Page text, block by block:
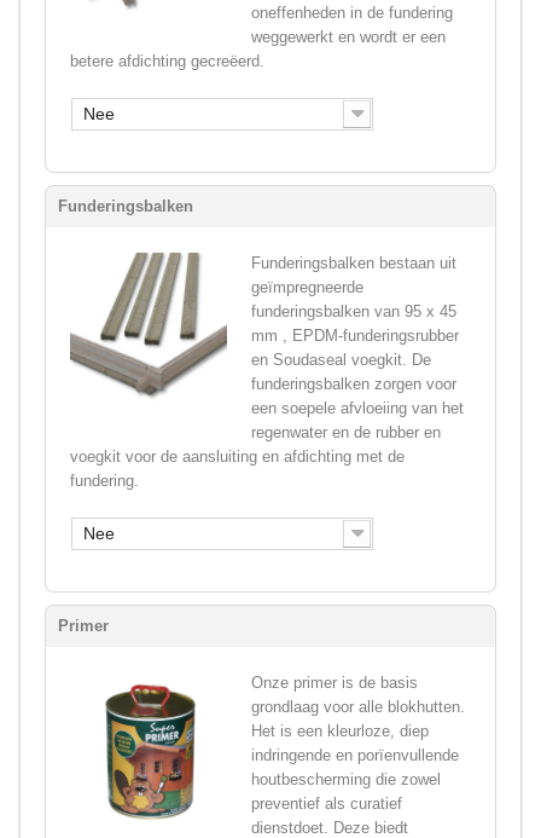
oneffenheden in de fundering
weggewerkt en wordt er een
betere afdichting gecreëerd.
Nee
Funderingsbalken
Funderingsbalken bestaan uit
geïmpregneerde
funderingsbalken van 95 x 45
mm , EPDM-funderingsrubber
en Soudaseal voegkit. De
funderingsbalken zorgen voor
een soepele afvloeiing van het
regenwater en de rubber en
voegkit voor de aansluiting en afdichting met de
fundering.
Nee
Primer
Onze primer is de basis
grondlaag voor alle blokhutten.
Het is een kleurloze, diep
indringende en porïenvullende
houtbescherming die zowel
preventief als curatief
dienstdoet. Deze biedt